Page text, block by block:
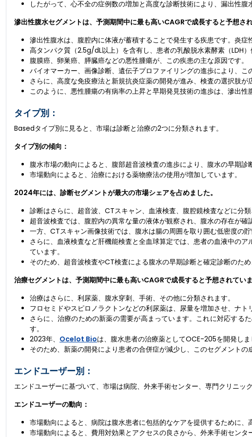
したがって、心不全の症例数の増加と高度な診断技術により、漏出性腹
滲出性腹水セグメントは、予測期間中に最も高いCAGRで成長すると予想され
滲出性腹水は、腹腔内に体液が蓄積することで発生する疾患です。炎症
高タンパク質（2.5g/dL以上）を含有し、患者の乳酸脱水素酵素（LDH）
腹膜癌、卵巣癌、膵臓癌などの悪性腫瘍が、この疾患の主な原因です。
バイオマーカー、画像診断、遺伝子プロファイリングの進歩により、こ
さらに、高度な免疫療法と新規抗炎症薬の開発が進み、検査の選択肢が
このように、悪性腫瘍の有病率の上昇と早期発見技術の進歩は、滲出
タイプ別：
Basedタイプ別に見ると、市場は診断と治療の2つに分類されます。
タイプ別の傾向：
腹水市場の動向によると、腹部超音波検査の進歩により、腹水の早期診
市場動向によると、治療における薬物療法の使用が増加しています。
2024年には、診断セグメントが最大の市場シェアを占めました。
診断はさらに、超音波、CTスキャン、血液検査、腹腔鏡検査などに分類
超音波検査では、腹腔内の異常な量の液体が観察され、腹水の存在が確
一方、CTスキャン画像技術では、腹水は腸の周囲を取り囲む低密度の貯
さらに、血液検査など肝機能検査と全血球算定では、患者の血液中の
ています。
そのため、超音波検査やCT検査による腹水の早期診断と確定診断のた
治療セグメントは、予測期間中に最も高いCAGRで成長すると予想されていま
治療はさらに、利尿薬、腹水穿刺、手術、その他に分類されます。
フロセミドやスピロノラクトンなどの利尿薬は、尿量を増加させ、ナ
さらに、治療のための新薬の需要が高まっています。これに対応する
す。
2023年、 Ocelot Bioは、腹水患者の治療薬としてOCE-205を開発し
そのため、新薬の開発により患者の合併症が減少し、このセグメントの
エンドユーザー別：
エンドユーザーに基づいて、市場は病院、外来手術センター、専門クリニッ
エンドユーザーの動向：
市場動向によると、病院は腹水患者に包括的なケアを提供するために、
市場動向によると、費用対効果とアクセスの良さから、外来手術センタ